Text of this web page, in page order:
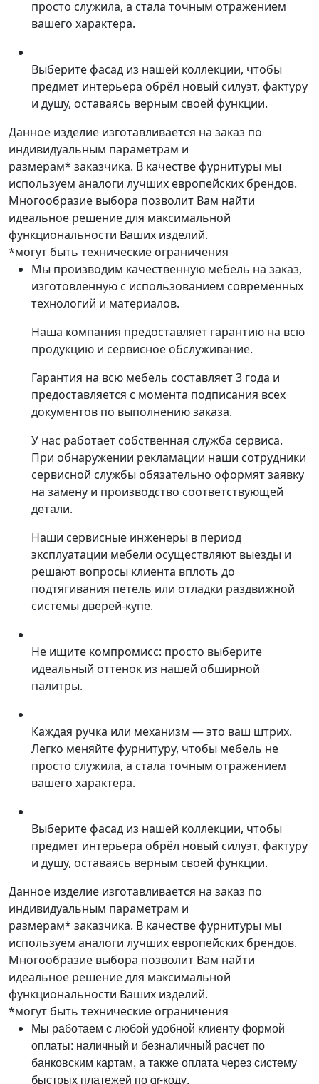
просто служила, а стала точным отражением
вашего характера.
Выберите фасад из нашей коллекции, чтобы
предмет интерьера обрёл новый силуэт, фактуру
и душу, оставаясь верным своей функции.
Данное изделие изготавливается на заказ по
индивидуальным параметрам и
размерам* заказчика. В качестве фурнитуры мы
используем аналоги лучших европейских брендов.
Многообразие выбора позволит Вам найти
идеальное решение для максимальной
функциональности Ваших изделий.
*могут быть технические ограничения
Мы производим качественную мебель на заказ,
изготовленную с использованием современных
технологий и материалов.
Наша компания предоставляет гарантию на всю
продукцию и сервисное обслуживание.
Гарантия на всю мебель составляет 3 года и
предоставляется с момента подписания всех
документов по выполнению заказа.
У нас работает собственная служба сервиса.
При обнаружении рекламации наши сотрудники
сервисной службы обязательно оформят заявку
на замену и производство соответствующей
детали.
Наши сервисные инженеры в период
эксплуатации мебели осуществляют выезды и
решают вопросы клиента вплоть до
подтягивания петель или отладки раздвижной
системы дверей-купе.
Не ищите компромисс: просто выберите
идеальный оттенок из нашей обширной
палитры.
Каждая ручка или механизм — это ваш штрих.
Легко меняйте фурнитуру, чтобы мебель не
просто служила, а стала точным отражением
вашего характера.
Выберите фасад из нашей коллекции, чтобы
предмет интерьера обрёл новый силуэт, фактуру
и душу, оставаясь верным своей функции.
Данное изделие изготавливается на заказ по
индивидуальным параметрам и
размерам* заказчика. В качестве фурнитуры мы
используем аналоги лучших европейских брендов.
Многообразие выбора позволит Вам найти
идеальное решение для максимальной
функциональности Ваших изделий.
*могут быть технические ограничения
Мы работаем с любой удобной клиенту формой
оплаты: наличный и безналичный расчет по
банковским картам, а также оплата через систему
быстрых платежей по qr-коду.